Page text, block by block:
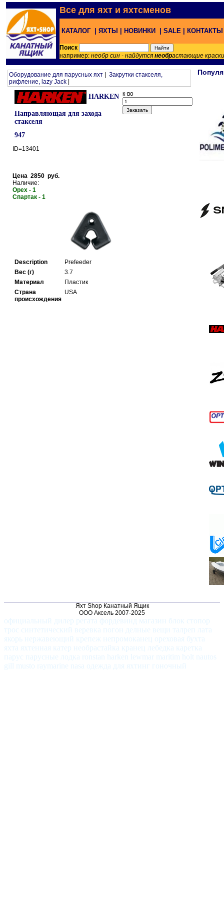
Все для яхт и яхтсменов
КАТАЛОГ | ЯХТЫ | НОВИНКИ | SALE |
Поиск
например: необр син - найдутся необрастающие
Оборудование для парусных яхт
Закрутки стакселя,
рифление, lazy Jack
HARKEN
Направляющая для захода
стакселя
947
ID=13401
Цена 2850 руб.
Наличие:
Орех - 1
Спартак - 1
к-во
Description
Prefeeder
Вес (г)
3.7
Материал
Пластик
Страна
происхождения
USA
Яхт Shop Канатный Ящик
ООО Аксель 2007-2025
официальный дилер регата фордевинд магазин блок стопор
трос синтетический веревка погон делные вещи талреп лата
якорь нержавеющий крепеж непромоканец ореховая бухта
яхта яхтенная катер необрастайка кранец лебедка каретка
парус парусные лодка ronstan harken lewmar maritim holt nautos
gill musto raymarine nasa одежда для яхтинг гоночный